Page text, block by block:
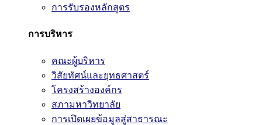
การรับรองหลักสูตร
การบริหาร
คณะผู้บริหาร
วิสัยทัศน์และยุทธศาสตร์
โครงสร้างองค์กร
สภามหาวิทยาลัย
การเปิดเผยข้อมูลสู่สาธารณะ